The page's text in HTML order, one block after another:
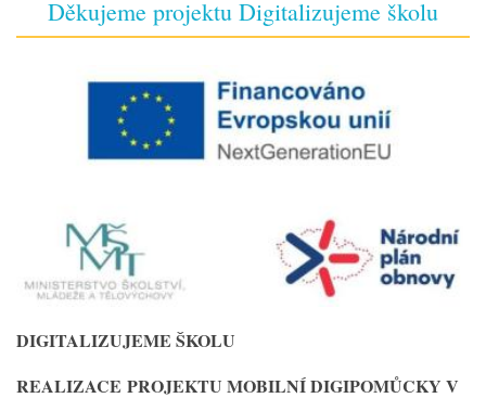
Děkujeme projektu Digitalizujeme školu
DIGITALIZUJEME ŠKOLU
REALIZACE PROJEKTU MOBILNÍ DIGIPOMŮCKY V